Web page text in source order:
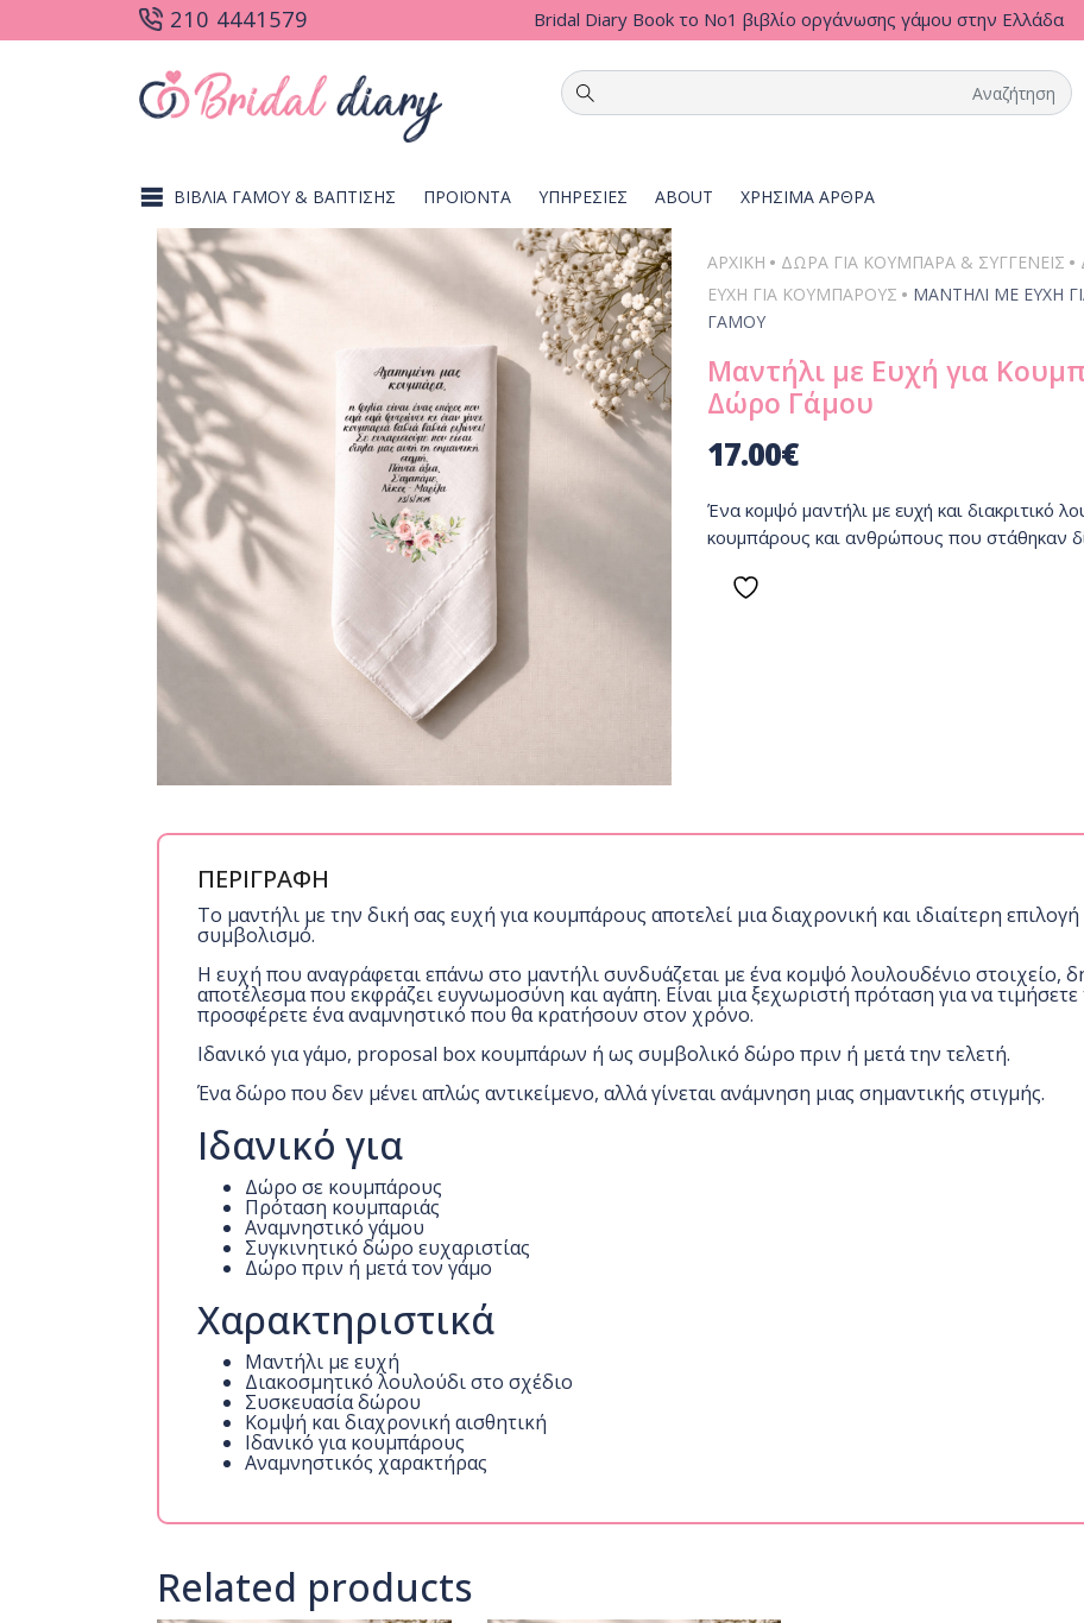
210 4441579 Bridal Diary Book το Νο1 βιβλίο οργάνωσης γάμου στην Ελλάδα
ΒΙΒΛΙΑ ΓΑΜΟΥ & ΒΑΠΤΙΣΗΣ ΠΡΟΪΟΝΤΑ ΥΠΗΡΕΣΙΕΣ ABOUT ΧΡΗΣΙΜΑ ΑΡΘΡΑ
ΑΡΧΙΚΗ • ΔΏΡΑ ΓΙΑ ΚΟΥΜΠΆΡΑ & ΣΥΓΓΕΝΕΊΣ •
ΕΥΧΉ ΓΙΑ ΚΟΥΜΠΆΡΟΥΣ • ΜΑΝΤΉΛΙ ΜΕ ΕΥΧΉ
ΓΆΜΟΥ
Μαντήλι με Ευχή για
Δώρο Γάμου
17.00€
Ένα κομψό μαντήλι με ευχή και διακριτικό
κουμπάρους και ανθρώπους που στάθηκαν
ΠΕΡΙΓΡΑΦΗ
Το μαντήλι με την δική σας ευχή για κουμπάρους αποτελεί μια διαχρονική και ιδιαίτερη
συμβολισμό.
Η ευχή που αναγράφεται επάνω στο μαντήλι συνδυάζεται με ένα κομψό λουλουδένιο στοιχείο,
αποτέλεσμα που εκφράζει ευγνωμοσύνη και αγάπη. Είναι μια ξεχωριστή πρόταση για να
προσφέρετε ένα αναμνηστικό που θα κρατήσουν στον χρόνο.
Ιδανικό για γάμο, proposal box κουμπάρων ή ως συμβολικό δώρο πριν ή μετά την τελετή.
Ένα δώρο που δεν μένει απλώς αντικείμενο, αλλά γίνεται ανάμνηση μιας σημαντικής στιγμής.
Ιδανικό για
Δώρο σε κουμπάρους
Πρόταση κουμπαριάς
Αναμνηστικό γάμου
Συγκινητικό δώρο ευχαριστίας
Δώρο πριν ή μετά τον γάμο
Χαρακτηριστικά
Μαντήλι με ευχή
Διακοσμητικό λουλούδι στο σχέδιο
Συσκευασία δώρου
Κομψή και διαχρονική αισθητική
Ιδανικό για κουμπάρους
Αναμνηστικός χαρακτήρας
Related products